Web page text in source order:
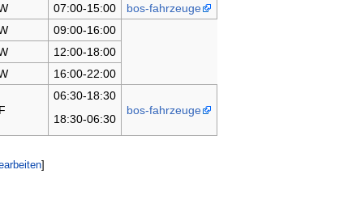
07:00-15:00
bos-fahrzeuge
09:00-16:00
12:00-18:00
16:00-22:00
06:30-18:30
18:30-06:30
bos-fahrzeuge
]